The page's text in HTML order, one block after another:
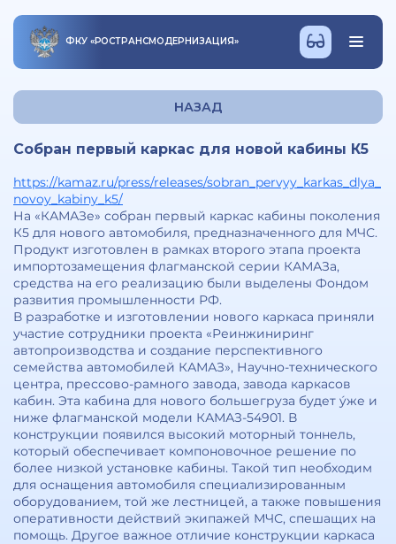
ФКУ «РОСТРАНСМОДЕРНИЗАЦИЯ»
НАЗАД
Собран первый каркас для новой кабины К5
https://kamaz.ru/press/releases/sobran_pervyy_karkas_dlya_
novoy_kabiny_k5/
На «КАМАЗе» собран первый каркас кабины поколения
К5 для нового автомобиля, предназначенного для МЧС.
Продукт изготовлен в рамках второго этапа проекта
импортозамещения флагманской серии КАМАЗа,
средства на его реализацию были выделены Фондом
развития промышленности РФ.
В разработке и изготовлении нового каркаса приняли
участие сотрудники проекта «Реинжиниринг
автопроизводства и создание перспективного
семейства автомобилей КАМАЗ», Научно-технического
центра, прессово-рамного завода, завода каркасов
кабин. Эта кабина для нового большегруза будет ýже и
ниже флагманской модели КАМАЗ-54901. В
конструкции появился высокий моторный тоннель,
который обеспечивает компоновочное решение по
более низкой установке кабины. Такой тип необходим
для оснащения автомобиля специализированным
оборудованием, той же лестницей, а также повышения
оперативности действий экипажей МЧС, спешащих на
помощь. Другое важное отличие конструкции каркаса